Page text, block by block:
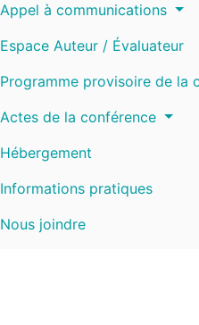
Appel à communications
Espace Auteur / Évaluateur
Programme provisoire de la
Actes de la conférence
Hébergement
Informations pratiques
Nous joindre